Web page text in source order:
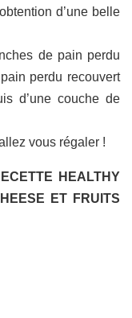
d’une belle
de pain perdu
perdu recouvert
d’une couche de
vous régaler !
HEALTHY
ET FRUITS